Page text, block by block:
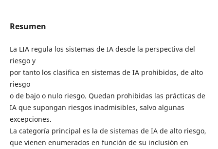
Resumen
La LIA regula los sistemas de IA desde la perspectiva del
riesgo y
por tanto los clasifica en sistemas de IA prohibidos, de alto
riesgo
o de bajo o nulo riesgo. Quedan prohibidas las prácticas de
IA que supongan riesgos inadmisibles, salvo algunas
excepciones.
La categoría principal es la de sistemas de IA de alto riesgo,
que vienen enumerados en función de su inclusión en